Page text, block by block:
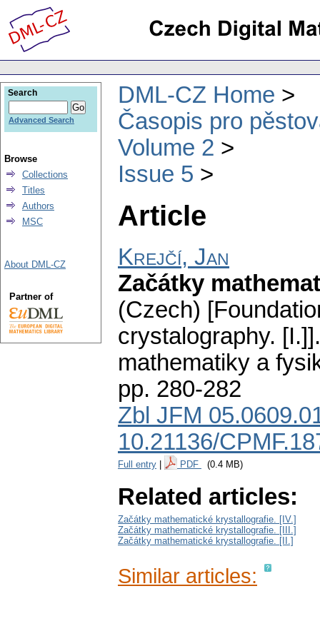
DML-CZ Home
Časopis pro
Volume 2
Issue 5
Article
Krejčí, Jan
Začátky
(Czech)
crystalography. [I.]].
mathematiky a
pp. 280-282
Zbl JFM
10.21136/
Full entry PDF (0.4 MB)
Related articles:
Začátky mathematické krystallografie. [IV.]
Začátky mathematické krystallografie. [III.]
Začátky mathematické krystallografie. [II.]
Similar articles:
Search
Advanced Search
Browse
Collections
Titles
Authors
MSC
About DML-CZ
Partner of